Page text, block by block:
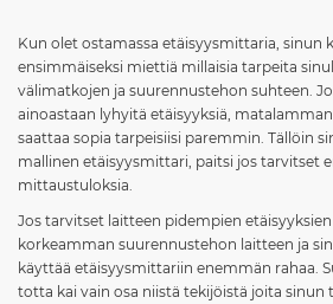
Kun olet ostamassa etäisyysmittaria, sinun
ensimmäiseksi miettiä millaisia tarpeita
välimatkojen ja suurennustehon suhteen.
ainoastaan lyhyitä etäisyyksiä,
saattaa sopia tarpeisiisi paremmin. Tällöin
mallinen etäisyysmittari, paitsi jos tarvitset
mittaustuloksia.
Jos tarvitset laitteen pidempien
korkeamman suurennustehon laitteen ja
käyttää etäisyysmittariin enemmän rahaa.
totta kai vain osa niistä tekijöistä joita sinun